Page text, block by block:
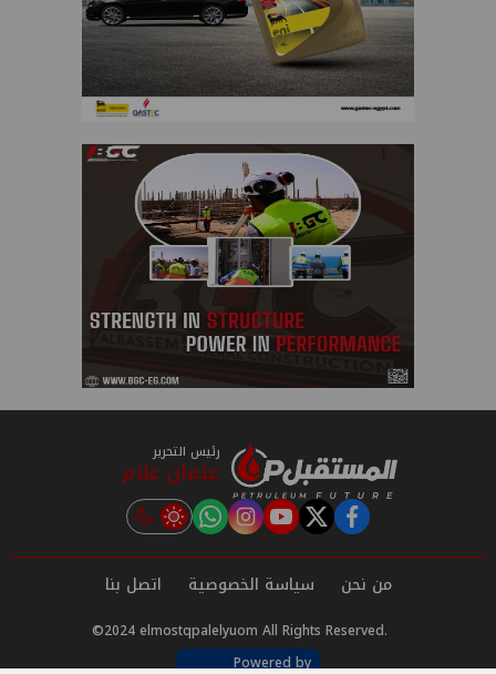
رئيس التحرير
عثمان علام
facebook
twitter
youtube
instagram
tiktok
من نحن سياسة الخصوصية اتصل بنا
©2024 elmostqpalelyuom All Rights Reserved.
Powered by